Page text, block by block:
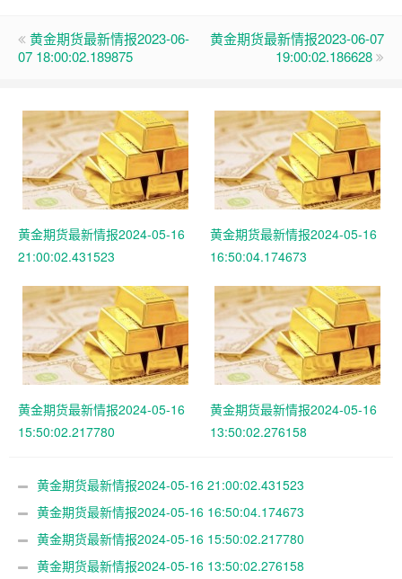
黄金期货最新情报2023-06-
07 18:00:02.189875
黄金期货最新情报2023-06-07
19:00:02.186628
黄金期货最新情报2024-05-16
21:00:02.431523
黄金期货最新情报2024-05-16
16:50:04.174673
黄金期货最新情报2024-05-16
15:50:02.217780
黄金期货最新情报2024-05-16
13:50:02.276158
黄金期货最新情报2024-05-16 21:00:02.431523
黄金期货最新情报2024-05-16 16:50:04.174673
黄金期货最新情报2024-05-16 15:50:02.217780
黄金期货最新情报2024-05-16 13:50:02.276158